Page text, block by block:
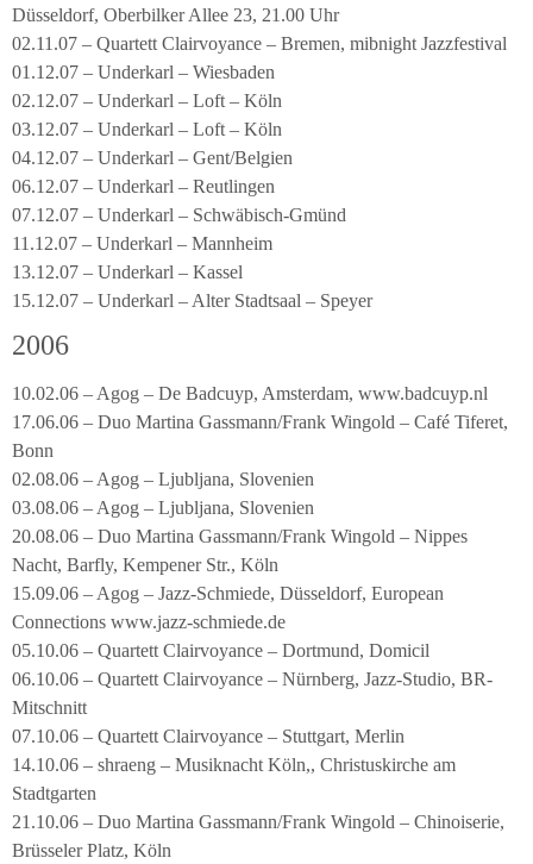
Düsseldorf, Oberbilker Allee 23, 21.00 Uhr
02.11.07 – Quartett Clairvoyance – Bremen, mibnight Jazzfestival
01.12.07 – Underkarl – Wiesbaden
02.12.07 – Underkarl – Loft – Köln
03.12.07 – Underkarl – Loft – Köln
04.12.07 – Underkarl – Gent/Belgien
06.12.07 – Underkarl – Reutlingen
07.12.07 – Underkarl – Schwäbisch-Gmünd
11.12.07 – Underkarl – Mannheim
13.12.07 – Underkarl – Kassel
15.12.07 – Underkarl – Alter Stadtsaal – Speyer
2006
10.02.06 – Agog – De Badcuyp, Amsterdam, www.badcuyp.nl
17.06.06 – Duo Martina Gassmann/Frank Wingold – Café Tiferet,
Bonn
02.08.06 – Agog – Ljubljana, Slovenien
03.08.06 – Agog – Ljubljana, Slovenien
20.08.06 – Duo Martina Gassmann/Frank Wingold – Nippes
Nacht, Barfly, Kempener Str., Köln
15.09.06 – Agog – Jazz-Schmiede, Düsseldorf, European
Connections www.jazz-schmiede.de
05.10.06 – Quartett Clairvoyance – Dortmund, Domicil
06.10.06 – Quartett Clairvoyance – Nürnberg, Jazz-Studio, BR-
Mitschnitt
07.10.06 – Quartett Clairvoyance – Stuttgart, Merlin
14.10.06 – shraeng – Musiknacht Köln,, Christuskirche am
Stadtgarten
21.10.06 – Duo Martina Gassmann/Frank Wingold – Chinoiserie,
Brüsseler Platz, Köln